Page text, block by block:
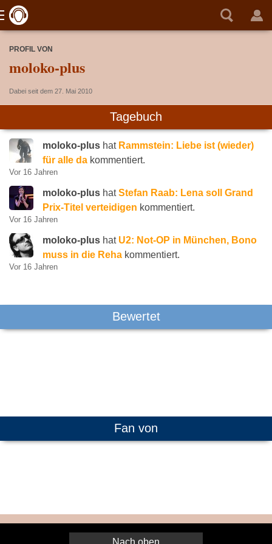
PROFIL VON
moloko-plus
Dabei seit dem 27. Mai 2010
Tagebuch
moloko-plus hat Rammstein: Liebe ist (wieder)
für alle da kommentiert.
Vor 16 Jahren
moloko-plus hatStefan Raab: Lena soll Grand
Prix-Titel verteidigen kommentiert.
Vor 16 Jahren
moloko-plus hat U2: Not-OP in München, Bono
muss in die Reha kommentiert.
Vor 16 Jahren
Bewertet
Fan von
Nach oben